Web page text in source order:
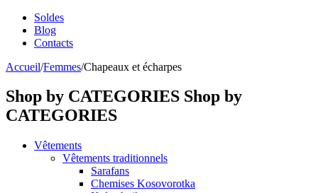
Soldes
Blog
Contacts
Accueil/Femmes/Chapeaux et écharpes
Shop by CATEGORIES Shop by
CATEGORIES
Vêtements
Vêtements traditionnels
Sarafans
Chemises Kosovorotka